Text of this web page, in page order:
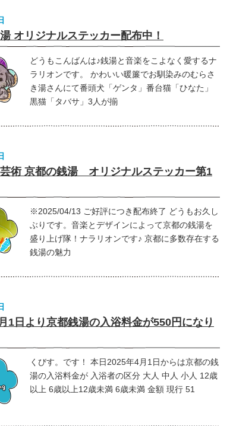
オリジナルステッカー配布中！
どうもこんばんは♪銭湯と音楽をこよなく愛するナ
ラリオンです。 かわいい暖簾でお馴染みのむらさ
き湯さんにて番頭犬「ゲンタ」番台猫「ひなた」
黒猫「タバサ」3人が揃
術 京都の銭湯 オリジナルステッカー第1
※2025/04/13 ご好評につき配布終了 どうもお久し
ぶりです。音楽とデザインによって京都の銭湯を
盛り上げ隊！ナラリオンです♪ 京都に多数存在する
銭湯の魅力
1日より京都銭湯の入浴料金が550円になり
くびす。です！ 本日2025年4月1日からは京都の銭
湯の入浴料金が 入浴者の区分 大人 中人 小人 12歳
以上 6歳以上12歳未満 6歳未満 金額 現行 51